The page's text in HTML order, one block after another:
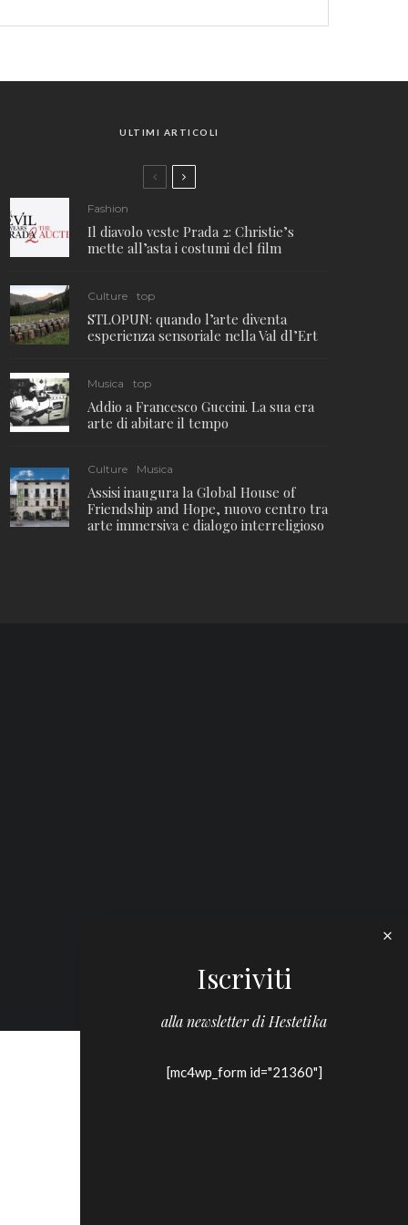
ULTIMI ARTICOLI
Fashion
Il diavolo veste Prada 2: Christie’s
mette all’asta i costumi del film
Culture top
STLOPUN: quando l’arte diventa
esperienza sensoriale nella Val dl’Ert
Musica top
Addio a Francesco Guccini. La sua era
arte di abitare il tempo
Culture Musica
Assisi inaugura la Global House of
Friendship and Hope, nuovo centro tra
arte immersiva e dialogo interreligioso
Iscriviti
alla newsletter di Hestetika
[mc4wp_form id="21360"]